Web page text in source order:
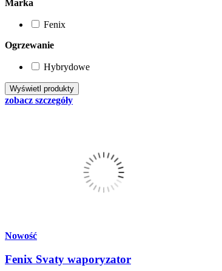
Marka
Fenix
Ogrzewanie
Hybrydowe
zobacz szczegóły
Nowość
Fenix Svaty waporyzator